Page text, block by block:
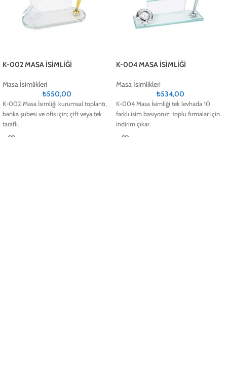
K-002 MASA İSİMLİĞİ
Masa İsimlikleri
₺550,00
K-002 Masa İsimliği kurumsal toplantı,
banka şubesi ve ofis için; çift veya tek
taraflı.
K-004 MASA İSİMLİĞİ
Masa İsimlikleri
₺534,00
K-004 Masa İsimliği tek levhada 10
farklı isim basıyoruz; toplu firmalar için
indirim çıkar.